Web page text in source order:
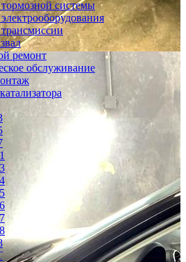
системы
ремонт
обслуживание